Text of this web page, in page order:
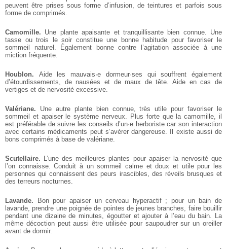
peuvent être prises sous forme d’infusion, de teintures et parfois sous
forme de comprimés.
Camomille. Une plante apaisante et tranquillisante bien connue. Une
tasse ou trois le soir constitue une bonne habitude pour favoriser le
sommeil naturel. Également bonne contre l’agitation associée à une
miction fréquente.
Houblon. Aide les mauvais·e dormeur·ses qui souffrent également
d’étourdissements, de nausées et de maux de tête. Aide en cas de
vertiges et de nervosité excessive.
Valériane. Une autre plante bien connue, très utile pour favoriser le
sommeil et apaiser le système nerveux. Plus forte que la camomille, il
est préférable de suivre les conseils d’un·e herboriste car son interaction
avec certains médicaments peut s’avérer dangereuse. Il existe aussi de
bons comprimés à base de valériane.
Scutellaire. L’une des meilleures plantes pour apaiser la nervosité que
l’on connaisse. Conduit à un sommeil calme et doux et utile pour les
personnes qui connaissent des peurs irascibles, des réveils brusques et
des terreurs nocturnes.
Lavande. Bon pour apaiser un cerveau hyperactif ; pour un bain de
lavande, prendre une poignée de pointes de jeunes branches, faire bouillir
pendant une dizaine de minutes, égoutter et ajouter à l’eau du bain. La
même décoction peut aussi être utilisée pour saupoudrer sur un oreiller
avant de dormir.